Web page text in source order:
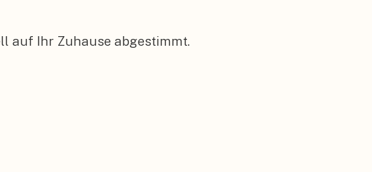
auf Ihr Zuhause abgestimmt.